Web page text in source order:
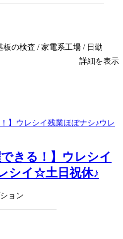
板の検査 / 家電系工場 / 日勤
詳細を表示
できる！】ウレシイ
シイ☆土日祝休♪
ョン